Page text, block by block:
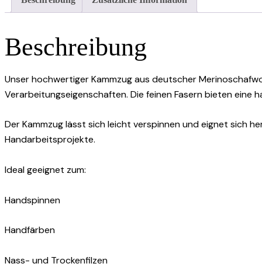
Beschreibung
Unser hochwertiger Kammzug aus deutscher
Verarbeitungseigenschaften. Die feinen Fasern bieten eine
Der Kammzug lässt sich leicht verspinnen und eignet sich
Handarbeitsprojekte.
Ideal geeignet zum:
Handspinnen
Handfärben
Nass- und Trockenfilzen